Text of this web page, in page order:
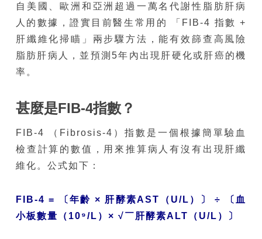
自美國、歐洲和亞洲超過一萬名代謝性脂肪肝病
人的數據，證實目前醫生常用的 「FIB-4 指數 +
肝纖維化掃瞄」兩步驟方法，能有效篩查高風險
脂肪肝病人，並預測5年內出現肝硬化或肝癌的機
率。
甚麼是FIB-4指數？
FIB-4 （Fibrosis-4）指數是一個根據簡單驗血
檢查計算的數值，用來推算病人有沒有出現肝纖
維化。公式如下：
FIB-4 = 〔年齡 × 肝酵素AST（U/L）〕 ÷ 〔血
小板數量（10⁹/L）× √￣肝酵素ALT（U/L）〕